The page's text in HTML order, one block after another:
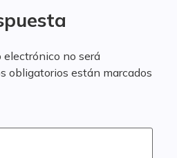
electrónico no será
obligatorios están marcados